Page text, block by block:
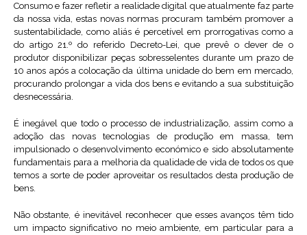
Consumo e fazer refletir a realidade digital que atualmente faz parte
da nossa vida, estas novas normas procuram também promover a
sustentabilidade, como aliás é percetível em prorrogativas como a
do artigo 21.º do referido Decreto-Lei, que prevê o dever de o
produtor disponibilizar peças sobresselentes durante um prazo de
10 anos após a colocação da última unidade do bem em mercado,
procurando prolongar a vida dos bens e evitando a sua substituição
desnecessária.
É inegável que todo o processo de industrialização, assim como a
adoção das novas tecnologias de produção em massa, tem
impulsionado o desenvolvimento económico e sido absolutamente
fundamentais para a melhoria da qualidade de vida de todos os que
temos a sorte de poder aproveitar os resultados desta produção de
bens.
Não obstante, é inevitável reconhecer que esses avanços têm tido
um impacto significativo no meio ambiente, em particular para a